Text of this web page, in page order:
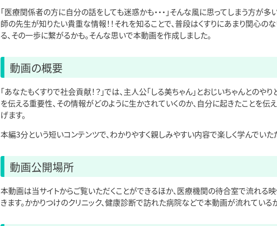
「医療関係者の方に自分の話をしても迷惑かも・・・」そんな風に思ってしまう方が
師の先生が知りたい貴重な情報！！それを知ることで、普段はくすりにあまり関心の
る、その一歩に繋がるかも。そんな思いで本動画を作成しました。
動画の概要
「あなたもくすりで社会貢献！？」では、主人公「しる美ちゃん」とおじいちゃんとのや
を伝える重要性、その情報がどのように生かされていくのか、自分に起きたことを伝
げます。
本編3分という短いコンテンツで、わかりやすく親しみやすい内容で楽しく学んでいた
動画公開場所
本動画は当サイトからご覧いただくことができるほか、医療機関の待合室で流れる
きます。かかりつけのクリニック、健康診断で訪れた病院などで本動画が流れている